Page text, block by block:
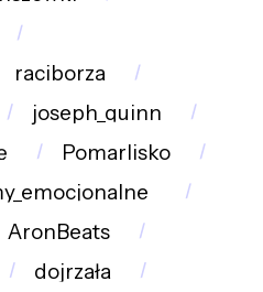
raciborza
joseph_quinn
Pomarlisko
AronBeats
dojrzała